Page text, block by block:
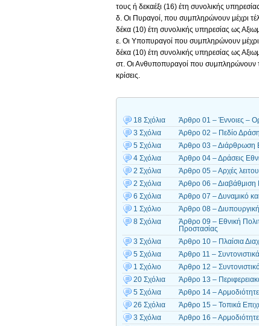
τους ή δεκαέξι (16) έτη συνολικής
δ. Οι Πυραγοί, που συμπληρώνουν μέχρι
δέκα (10) έτη συνολικής υπηρεσίας ως
ε. Οι Υποπυραγοί που συμπληρώνουν μέχρι
δέκα (10) έτη συνολικής υπηρεσίας ως
στ. Οι Ανθυποπυραγοί που συμπληρώνουν
κρίσεις.
18 Σχόλια
Άρθρο 01 – Έννοιες –
3 Σχόλια
Άρθρο 02 – Πεδίο
5 Σχόλια
Άρθρο 03 – Διάρθρωση
4 Σχόλια
Άρθρο 04 – Δράσεις
2 Σχόλια
Άρθρο 05 – Αρχές
2 Σχόλια
Άρθρο 06 – Διαβάθμιση
6 Σχόλια
Άρθρο 07 – Δυναμικό
1 Σχόλιο
Άρθρο 08 –
8 Σχόλια
Άρθρο 09 – Εθνική
Προστασίας
3 Σχόλια
Άρθρο 10 – Πλαίσια
5 Σχόλια
Άρθρο 11 –
1 Σχόλιο
Άρθρο 12 –
20 Σχόλια
Άρθρο 13 –
5 Σχόλια
Άρθρο 14 –
26 Σχόλια
Άρθρο 15 – Τοπικά
3 Σχόλια
Άρθρο 16 –